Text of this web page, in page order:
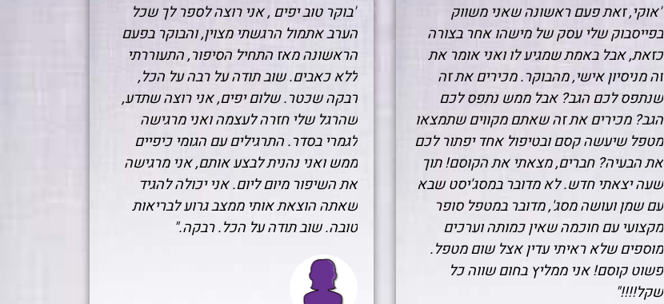
"אוקי, זאת פעם ראשונה שאני משווק
בפייסבוק שלי עסק של מישהו אחר בצורה
כזאת, אבל באמת שמגיע לו ואני אומר את
זה מניסיון אישי, מהבוקר. מכירים את זה
שנתפס לכם הגב? אבל ממש נתפס לכם
הגב? מכירים את זה שאתם מקווים שתמצאו
מטפל שיעשה קסם ובטיפול אחד יפתור לכם
את הבעיה? חברים, מצאתי את הקוסם! תוך
שעה יצאתי חדש. לא מדובר במסג'יסט שבא
עם שמן ועושה מסג', מדובר במטפל סופר
מקצועי עם חוכמה שאין כמותה וערכים
מוספים שלא ראיתי עדין אצל שום מטפל.
פשוט קוסם! אני ממליץ בחום שווה כל
שקל!!!!"
"בוקר טוב יפים , אני רוצה לספר לך שכל
הערב אתמול הרגשתי מצוין, והבוקר בפעם
הראשונה מאז התחיל הסיפור, התעוררתי
ללא כאבים. שוב תודה על רבה על הכל,
רבקה שכטר. שלום יפים, אני רוצה שתדע,
שהרגל שלי חזרה לעצמה ואני מרגישה
לגמרי בסדר. התרגילים עם הגומי כיפיים
ממש ואני נהנית לבצע אותם, אני מרגישה
את השיפור מיום ליום. אני יכולה להגיד
שאתה הוצאת אותי ממצב גרוע לבריאות
טובה. שוב תודה על הכל. רבקה."